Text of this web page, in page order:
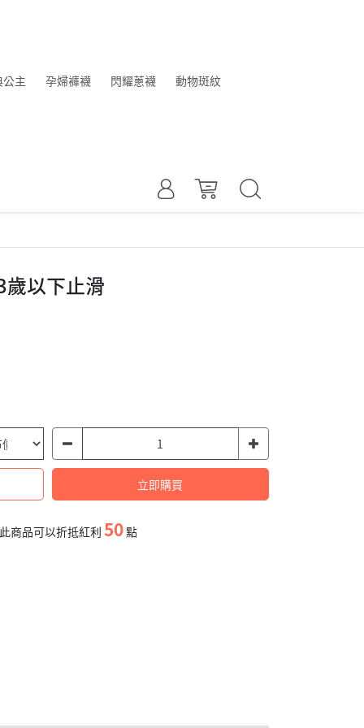
主 孕婦褲襪 閃耀蔥襪 動物斑紋
以下止滑
立即購買
此商品可以折抵紅利 50點